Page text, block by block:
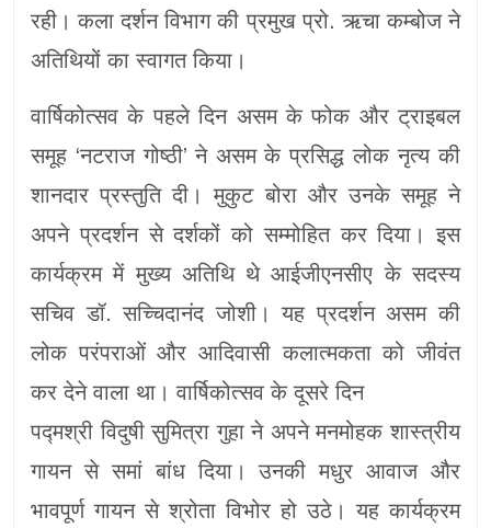
रही। कला दर्शन विभाग की प्रमुख प्रो. ऋचा कम्बोज ने
अतिथियों का स्वागत किया।
वार्षिकोत्सव के पहले दिन असम के फोक और ट्राइबल
समूह ‘नटराज गोष्ठी’ ने असम के प्रसिद्ध लोक नृत्य की
शानदार प्रस्तुति दी। मुकुट बोरा और उनके समूह ने
अपने प्रदर्शन से दर्शकों को सम्मोहित कर दिया। इस
कार्यक्रम में मुख्य अतिथि थे आईजीएनसीए के सदस्य
सचिव डॉ. सच्चिदानंद जोशी। यह प्रदर्शन असम की
लोक परंपराओं और आदिवासी कलात्मकता को जीवंत
कर देने वाला था। वार्षिकोत्सव के दूसरे दिन
पद्मश्री विदुषी सुमित्रा गुहा ने अपने मनमोहक शास्त्रीय
गायन से समां बांध दिया। उनकी मधुर आवाज और
भावपूर्ण गायन से श्रोता विभोर हो उठे। यह कार्यक्रम